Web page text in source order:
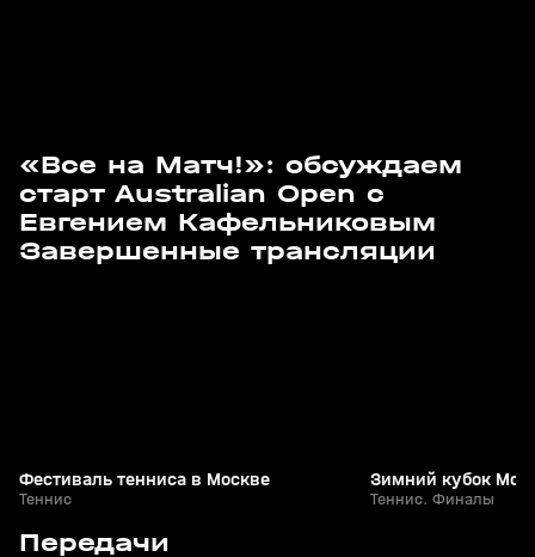
«Все на Матч!»: обсуждаем
старт Australian Open с
Евгением Кафельниковым
Завершенные трансляции
11 июл, 15:18
Фестиваль тенниса в Москве
Теннис
Зимний кубок
Теннис. Финалы
Передачи
24 июл, 13:41